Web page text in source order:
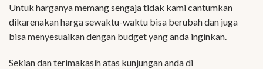
Untuk harganya memang sengaja tidak kami cantumkan
dikarenakan harga sewaktu-waktu bisa berubah dan juga
bisa menyesuaikan dengan budget yang anda inginkan.
Sekian dan terimakasih atas kunjungan anda di